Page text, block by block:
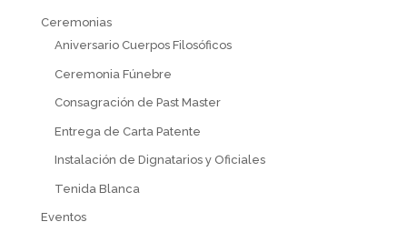
Ceremonias
Aniversario Cuerpos Filosóficos
Ceremonia Fúnebre
Consagración de Past Master
Entrega de Carta Patente
Instalación de Dignatarios y Oficiales
Tenida Blanca
Eventos